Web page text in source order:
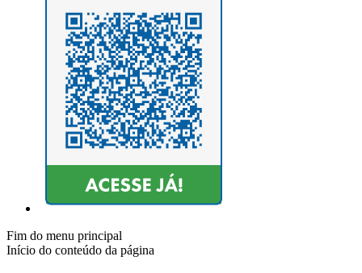
Fim do menu principal
Início do conteúdo da página